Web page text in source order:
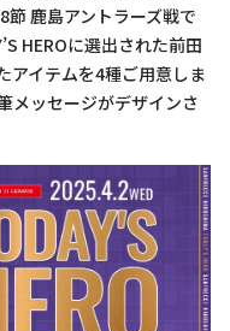
鹿島アントラーズ戦で
HEROに選出された前田
アイテムを4種ご用意しま
メッセージがデザインさ